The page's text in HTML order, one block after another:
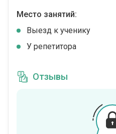
Место занятий:
Выезд к ученику
У репетитора
Отзывы